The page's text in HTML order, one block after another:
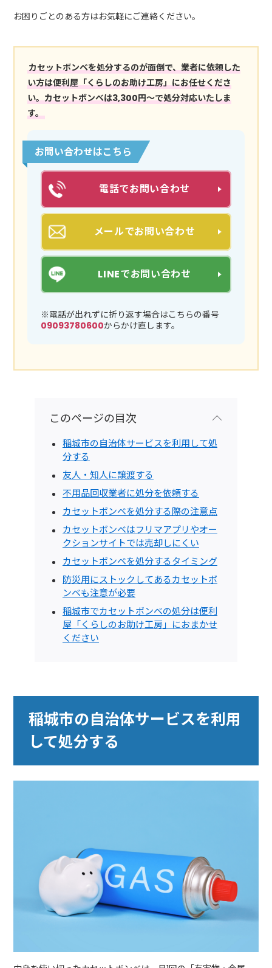
お困りごとのある方はお気軽にご連絡ください。
カセットボンベを処分するのが面倒で、業者に依頼した
い方は便利屋「くらしのお助け工房」にお任せくださ
い。カセットボンベは3,300円～で処分対応いたしま
す。
お問い合わせはこちら
電話でお問い合わせ
メールでお問い合わせ
LINEでお問い合わせ
※電話が出れずに折り返す場合はこちらの番号
09093780600からかけ直します。
このページの目次
稲城市の自治体サービスを利用して処
分する
友人・知人に譲渡する
不用品回収業者に処分を依頼する
カセットボンベを処分する際の注意点
カセットボンベはフリマアプリやオー
クションサイトでは売却しにくい
カセットボンベを処分するタイミング
防災用にストックしてあるカセットボ
ンベも注意が必要
稲城市でカセットボンベの処分は便利
屋「くらしのお助け工房」におまかせ
ください
稲城市の自治体サービスを利用
して処分する